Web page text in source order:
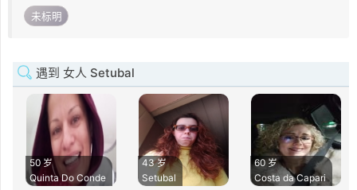
未标明
遇到 女人 Setubal
50 岁
Quinta Do Conde
43 岁
Setubal
60 岁
Costa da Capari